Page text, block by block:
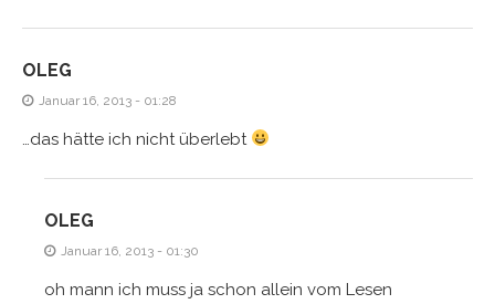
OLEG
Januar 16, 2013 - 01:28
…das hätte ich nicht überlebt
OLEG
Januar 16, 2013 - 01:30
oh mann ich muss ja schon allein vom Lesen